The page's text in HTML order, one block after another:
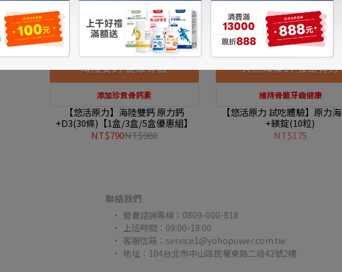
添加珍貴骨鈣素
【悠活原力】海陸雙鈣 原力鈣
+D3(30條)【1盒/3盒/5盒優惠組】
NT$790NT$980
維持骨骼牙齒健康
【悠活原力 試吃體驗】原力
+鎂錠(10粒)
NT$175
聯絡我們
營養諮詢專線：0809-000-818
上班時間：09:00-18:00
客服信箱：service1@yohopower.com.tw
地址：104台北市中山區民權東路二段42號2樓